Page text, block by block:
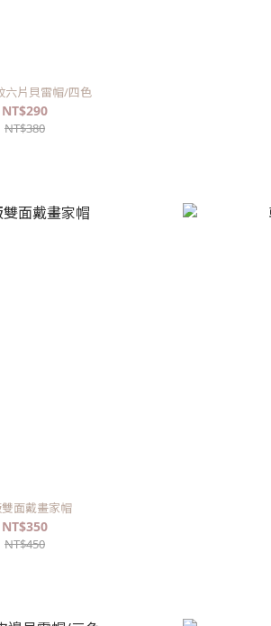
六片貝雷帽/四色
NT$290
NT$380
面戴畫家帽
NT$350
NT$450